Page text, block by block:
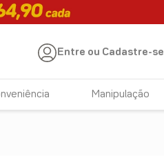
Entre ou Cadastre-se
Manipulação